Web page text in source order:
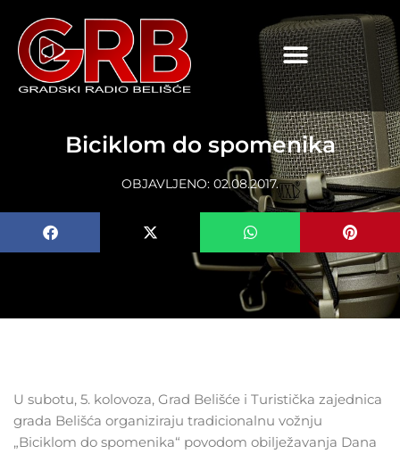
Biciklom do spomenika
OBJAVLJENO: 02.08.2017.
U subotu, 5. kolovoza, Grad Belišće i Turistička zajednica
grada Belišća organiziraju tradicionalnu vožnju
„Biciklom do spomenika“ povodom obilježavanja Dana